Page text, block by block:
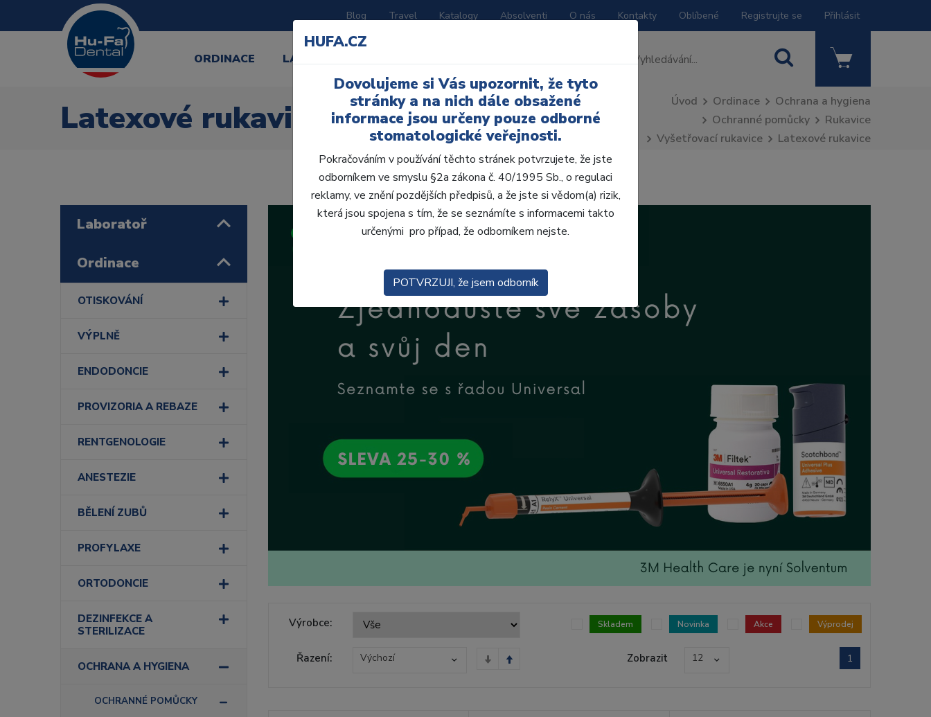
Blog Travel Katalogy Absolventi O nás Kontakty Oblíbené Registrujte se Přihlásit
ORDINACE LABORATOŘ
Latexové rukavice Úvod Ordinace
Ochrana a hygiena
Ochranné pomůcky
Rukavice
Vyšetřovací rukavice
Latexové rukavice
Laboratoř
Ordinace
OTISKOVÁNÍ
VÝPLNĚ
ENDODONCIE
PROVIZORIA A REBAZE
RENTGENOLOGIE
ANESTEZIE
BĚLENÍ ZUBŮ
PROFYLAXE
ORTODONCIE
DEZINFEKCE A
STERILIZACE
OCHRANA A HYGIENA
OCHRANNÉ POMŮCKY
Výrobce: Skladem Novinka Akce Výprodej
Řazení: Výchozí Zobrazit 12 1
HUFA.CZ
Dovolujeme si Vás upozornit, že tyto
stránky a na nich dále obsažené
informace jsou určeny pouze odborné
stomatologické veřejnosti.
Pokračováním v používání těchto stránek potvrzujete, že jste
odborníkem ve smyslu §2a zákona č. 40/1995 Sb., o regulaci
reklamy, ve znění pozdějších předpisů, a že jste si vědom(a) rizik,
která jsou spojena s tím, že se seznámíte s informacemi takto
určenými pro případ, že odborníkem nejste.
POTVRZUJI, že jsem odborník